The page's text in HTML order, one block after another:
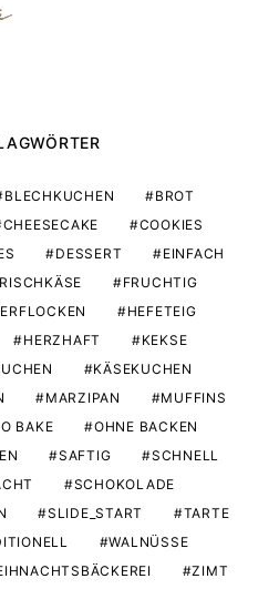
BLECHKUCHEN
BROT
CHEESECAKE
COOKIES
DESSERT
EINFACH
FRUCHTIG
HEFETEIG
HERZHAFT
KEKSE
KÄSEKUCHEN
MARZIPAN
MUFFINS
BAKE
OHNE BACKEN
SAFTIG
SCHNELL
SCHOKOLADE
SLIDE_START
TARTE
WALNÜSSE
ZIMT